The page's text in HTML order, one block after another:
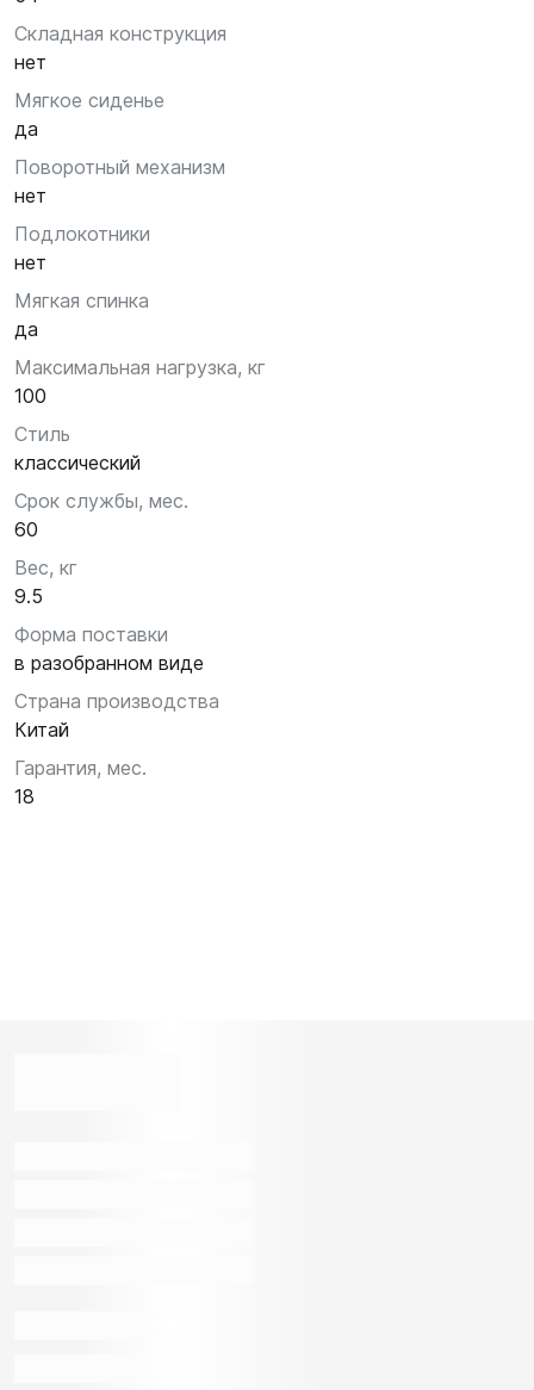
Складная конструкция
нет
Мягкое сиденье
да
Поворотный механизм
нет
Подлокотники
нет
Мягкая спинка
да
Максимальная нагрузка, кг
100
Стиль
классический
Срок службы, мес.
60
Вес, кг
9.5
Форма поставки
в разобранном виде
Страна производства
Китай
Гарантия, мес.
18